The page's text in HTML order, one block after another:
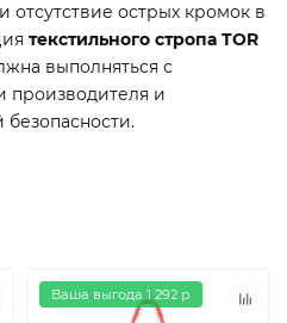
отсутствие острых кромок в
текстильного стропа TOR
выполняться с
производителя и
Ваша выгода 1 292 р